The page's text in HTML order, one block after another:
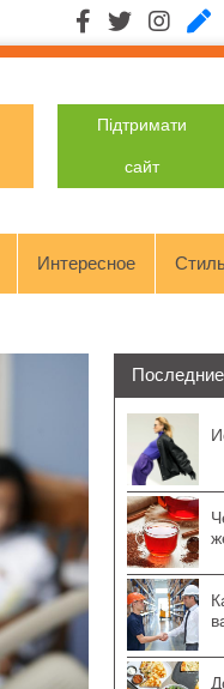
Підтримати
сайт
Интересное